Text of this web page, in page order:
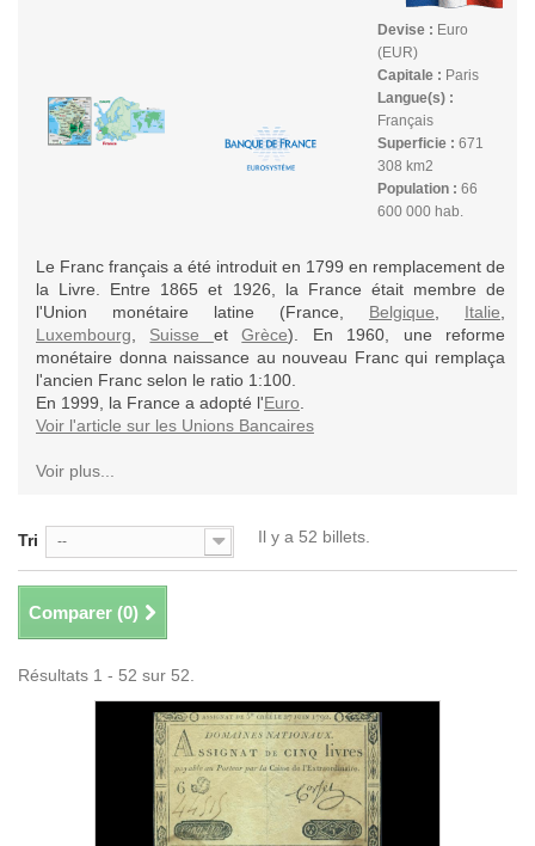
Devise : Euro
(EUR)
Capitale : Paris
Langue(s) :
Français
Superficie : 671
308 km2
Population : 66
600 000 hab.
Le Franc français a été introduit en 1799 en remplacement de
la Livre. Entre 1865 et 1926, la France était membre de
l'Union monétaire latine (France, Belgique Italie
Luxembourg
Suisse etGrèce). En 1960, une reforme
monétaire donna naissance au nouveau Franc qui remplaça
l'ancien Franc selon le ratio 1:100.
En 1999, la France a adopté l'Euro
Voir l'article sur les Unions Bancaires
Voir plus...
Tri -- Il y a 52 billets.
Comparer (0)
Résultats 1 - 52 sur 52.